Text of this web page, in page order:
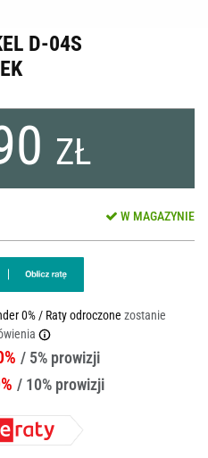
D-04S
ZŁ
W MAGAZYNIE
0% / Raty odroczone zostanie
/ 5% prowizji
/ 10% prowizji